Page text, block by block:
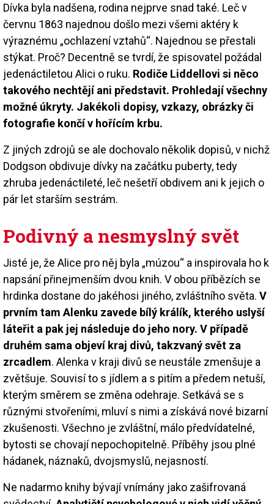
Dívka byla nadšena, rodina nejprve snad také. Leč v
červnu 1863 najednou došlo mezi všemi aktéry k
výraznému „ochlazení vztahů“. Najednou se přestali
stýkat. Proč? Decentně se tvrdí, že spisovatel požádal
jedenáctiletou Alici o ruku. Rodiče Liddellovi si něco
takového nechtějí ani představit. Prohledají všechny
možné úkryty. Jakékoli dopisy, vzkazy, obrázky či
fotografie končí v hořícím krbu.
Z jiných zdrojů se ale dochovalo několik dopisů, v nichž
Dodgson obdivuje dívky na začátku puberty, tedy
zhruba jedenáctileté, leč nešetří obdivem ani k jejich o
pár let starším sestrám.
Podivný a nesmyslný svět
Jisté je, že Alice pro něj byla „múzou“ a inspirovala ho k
napsání přinejmenším dvou knih. V obou příbězích se
hrdinka dostane do jakéhosi jiného, zvláštního světa. V
prvním tam Alenku zavede bílý králík, kterého uslyší
láteřit a pak jej následuje do jeho nory. V případě
druhém sama objeví kraj divů, takzvaný svět za
zrcadlem. Alenka v kraji divů se neustále zmenšuje a
zvětšuje. Souvisí to s jídlem a s pitím a předem netuší,
kterým směrem se změna odehraje. Setkává se s
různými stvořeními, mluví s nimi a získává nové bizarní
zkušenosti. Všechno je zvláštní, málo předvídatelné,
bytosti se chovají nepochopitelně. Příběhy jsou plné
hádanek, náznaků, dvojsmyslů, nejasností.
Ne nadarmo knihy bývají vnímány jako zašifrovaná